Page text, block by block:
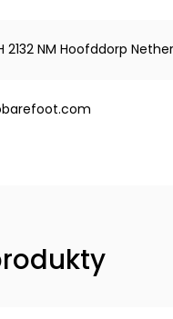
2132 NM Hoofddorp